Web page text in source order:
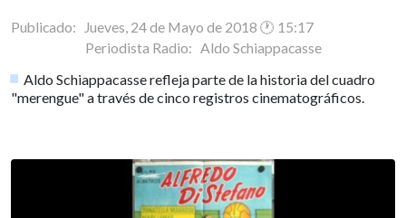
Publicado: Jueves, 24 de Mayo de 2018 🕐 15:17
Periodista Radio: Aldo Schiappacasse
Aldo Schiappacasse refleja parte de la historia del cuadro
"merengue" a través de cinco registros cinematográficos.